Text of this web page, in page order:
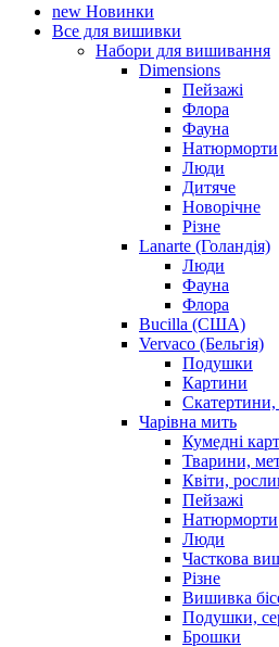
new Новинки
Все для вишивки
Набори для вишивання
Dimensions
Пейзажі
Флора
Фауна
Натюрморти
Люди
Дитяче
Новорічне
Різне
Lanarte (Голандія)
Люди
Фауна
Флора
Bucilla (США)
Vervaco (Бельгія)
Подушки
Картини
Чарiвна мить
Кумедні
Тварини,
Квіти,
Пейзажі
Натюрморти
Люди
Часткова
Різне
Вишивка
Подушки,
Брошки